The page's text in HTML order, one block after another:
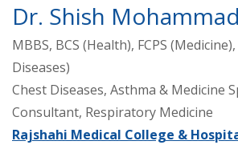
Dr. Shish
MBBS, BCS (Health), FCPS
Diseases)
Chest Diseases, Asthma & Medicine
Consultant, Respiratory Medicine
Rajshahi Medical College &